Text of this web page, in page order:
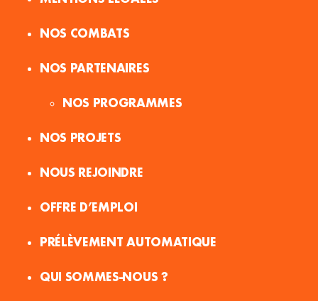
NOS COMBATS
NOS PARTENAIRES
NOS PROGRAMMES
NOS PROJETS
NOUS REJOINDRE
OFFRE D’EMPLOI
PRÉLÈVEMENT AUTOMATIQUE
QUI SOMMES-NOUS ?